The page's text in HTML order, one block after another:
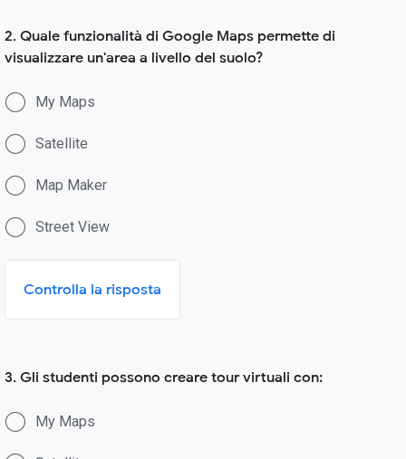
2. Quale funzionalità di Google Maps permette di
visualizzare un'area a livello del suolo?
My Maps
Satellite
Map Maker
Street View
Controlla la risposta
3. Gli studenti possono creare tour virtuali con:
My Maps